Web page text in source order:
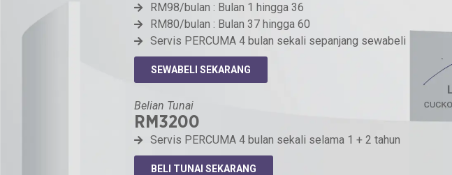
RM98/bulan : Bulan 1 hingga 36
RM80/bulan : Bulan 37 hingga 60
Servis PERCUMA 4 bulan sekali sepanjang sewabeli
SEWABELI SEKARANG
Belian Tunai
RM3200
Servis PERCUMA 4 bulan sekali selama 1 + 2 tahun
BELI TUNAI SEKARANG